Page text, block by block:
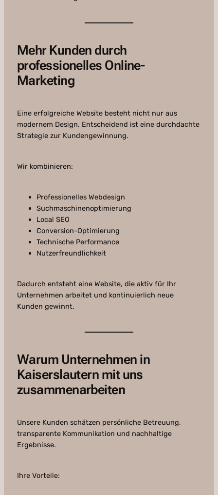
Mehr Kunden durch
professionelles Online-
Marketing
Eine erfolgreiche Website besteht nicht nur aus
modernem Design. Entscheidend ist eine durchdachte
Strategie zur Kundengewinnung.
Wir kombinieren:
Professionelles Webdesign
Suchmaschinenoptimierung
Local SEO
Conversion-Optimierung
Technische Performance
Nutzerfreundlichkeit
Dadurch entsteht eine Website, die aktiv für Ihr
Unternehmen arbeitet und kontinuierlich neue
Kunden gewinnt.
Warum Unternehmen in
Kaiserslautern mit uns
zusammenarbeiten
Unsere Kunden schätzen persönliche Betreuung,
transparente Kommunikation und nachhaltige
Ergebnisse.
Ihre Vorteile: